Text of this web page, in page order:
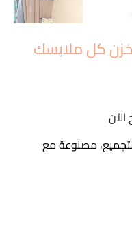
كل ملابسك
مصنوعة مع